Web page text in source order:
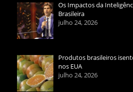
Os Impactos da
Brasileira
julho 24, 2026
Produtos brasileiros
nos EUA
julho 24, 2026